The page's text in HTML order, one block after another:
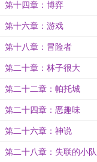
第十四章：博弈
第十六章：游戏
第十八章：冒险者
第二十章：林子很大
第二十二章：帕托城
第二十四章：恶趣味
第二十六章：神说
第二十八章：失联的小队